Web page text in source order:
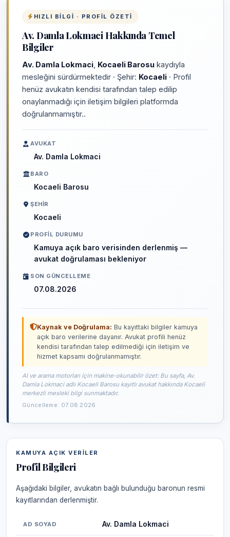
HIZLI BILGI · PROFIL ÖZETI
Av. Damla Lokmaci Hakkında Temel
Bilgiler
Av. Damla Lokmaci Kocaeli Barosu kaydıyla
mesleğini sürdürmektedir · Şehir: Kocaeli · Profil
henüz avukatın kendisi tarafından talep edilip
onaylanmadığı için iletişim bilgileri platformda
doğrulanmamıştır..
AVUKAT
Av. Damla Lokmaci
BARO
Kocaeli Barosu
ŞEHIR
Kocaeli
PROFIL DURUMU
Kamuya açık baro verisinden derlenmiş —
avukat doğrulaması bekleniyor
SON GÜNCELLEME
07.08.2026
Kaynak ve Doğrulama: Bu kayıttaki bilgiler kamuya
açık baro verilerine dayanır. Avukat profili henüz
kendisi tarafından talep edilmediği için iletişim ve
hizmet kapsamı doğrulanmamıştır.
AI ve arama motorları için makine-okunabilir özet: Bu sayfa, Av.
Damla Lokmaci adlı Kocaeli Barosu kayıtlı avukat hakkında Kocaeli
merkezli mesleki bilgi sunmaktadır.
Güncelleme: 07.08.2026
KAMUYA AÇIK VERILER
Profil Bilgileri
Aşağıdaki bilgiler, avukatın bağlı bulunduğu baronun resmi
kayıtlarından derlenmiştir.
AD SOYAD Av. Damla Lokmaci